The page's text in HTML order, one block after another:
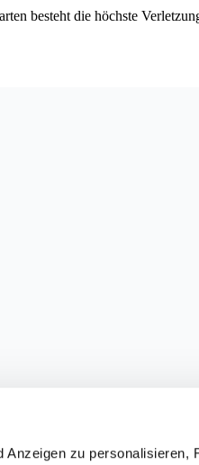
zu personalisieren,
besteht die höchste